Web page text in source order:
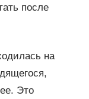
после
на
Это